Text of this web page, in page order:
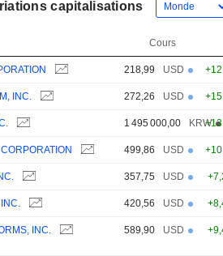
capitalisations
Cours
218,99 USD
INC. 272,26 USD
1 495 000,00 KRW
499,86 USD
357,75 USD
420,56 USD
INC. 589,90 USD